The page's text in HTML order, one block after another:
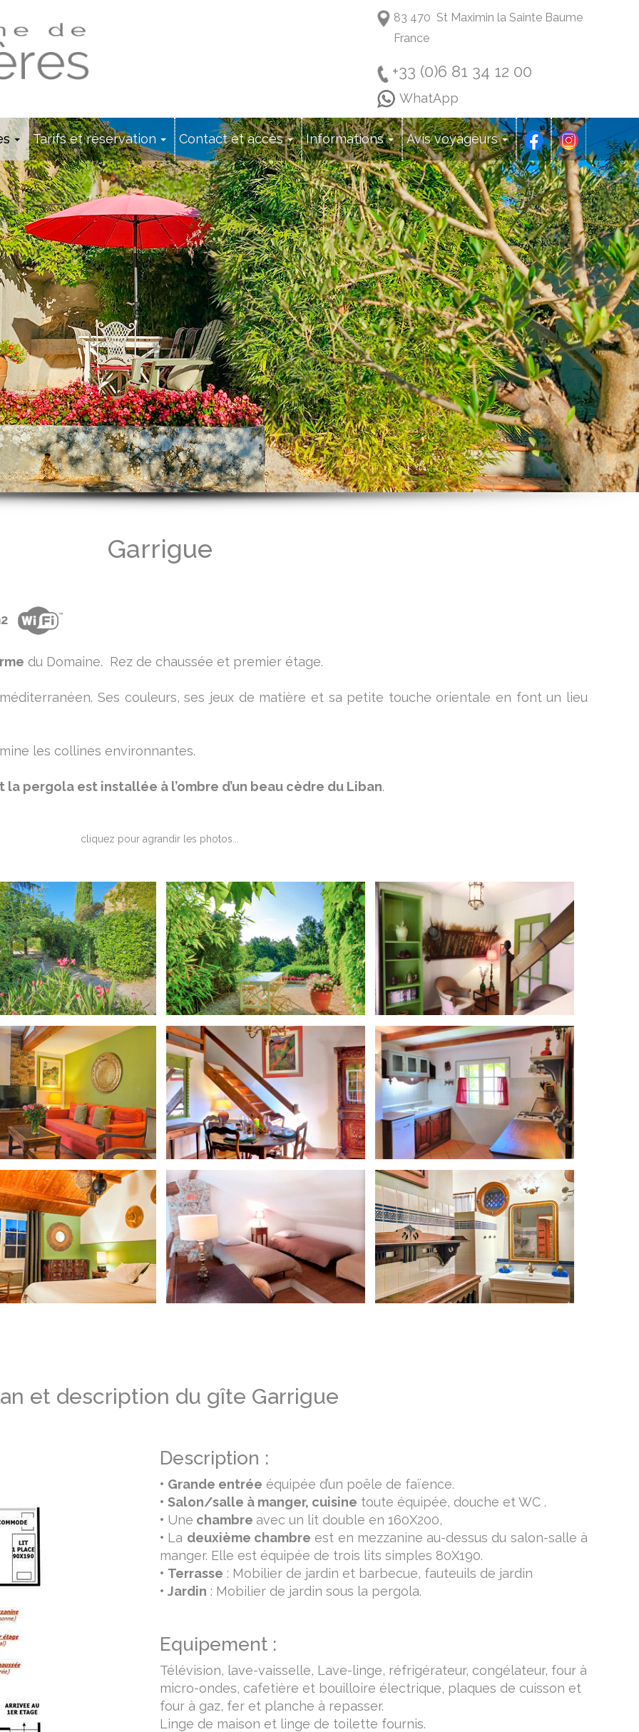
83 470 St Maximin la Sainte Baume
France
+33 (0)6 81 34 12 00
WhatApp
Tarifs et réservation Contact et accès Informations Avis voyageurs
Garrigue
du Domaine. Rez de chaussée et premier étage.
Ses couleurs, ses jeux de matière et sa petite touche orientale en font un lieu
les collines environnantes.
pergola est installée à l’ombre d’un beau cèdre du Liban.
cliquez pour agrandir les photos...
et description du gîte Garrigue
Description :
• Grande entrée équipée d’un poêle de faïence.
• Salon/salle à manger, cuisine toute équipée, douche et WC .
• Une chambre avec un lit double en 160X200,
• La deuxième chambre est en mezzanine au-dessus du salon-salle à
manger. Elle est équipée de trois lits simples 80X190.
• Terrasse : Mobilier de jardin et barbecue, fauteuils de jardin
• Jardin : Mobilier de jardin sous la pergola.
Equipement :
Télévision, lave-vaisselle, Lave-linge, réfrigérateur, congélateur, four à
micro-ondes, cafetière et bouilloire électrique, plaques de cuisson et
four à gaz, fer et planche à repasser.
Linge de maison et linge de toilette fournis.